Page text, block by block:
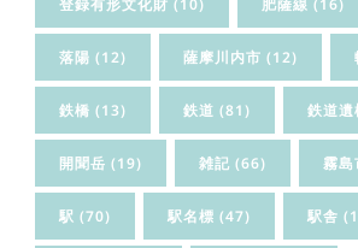
登録有形文化財 (10) 肥薩線 (16)
落陽 (12) 薩摩川内市 (12)
鉄橋 (13) 鉄道 (81) 鉄道遺
開聞岳 (19) 雑記 (66) 霧島
駅 (70) 駅名標 (47) 駅舎